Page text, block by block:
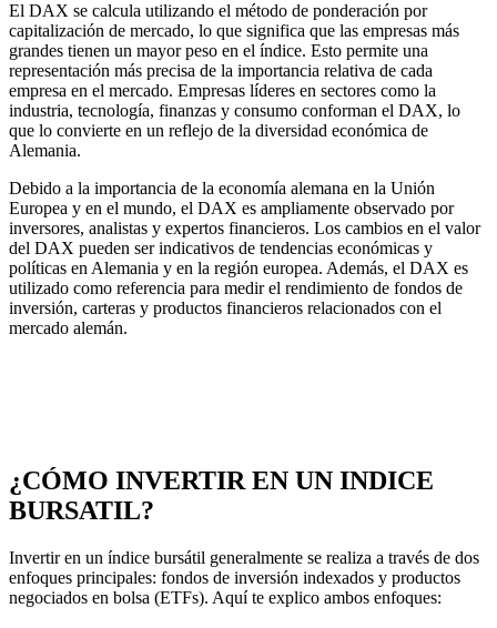
El DAX se calcula utilizando el método de ponderación por
capitalización de mercado, lo que significa que las empresas más
grandes tienen un mayor peso en el índice. Esto permite una
representación más precisa de la importancia relativa de cada
empresa en el mercado. Empresas líderes en sectores como la
industria, tecnología, finanzas y consumo conforman el DAX, lo
que lo convierte en un reflejo de la diversidad económica de
Alemania.
Debido a la importancia de la economía alemana en la Unión
Europea y en el mundo, el DAX es ampliamente observado por
inversores, analistas y expertos financieros. Los cambios en el valor
del DAX pueden ser indicativos de tendencias económicas y
políticas en Alemania y en la región europea. Además, el DAX es
utilizado como referencia para medir el rendimiento de fondos de
inversión, carteras y productos financieros relacionados con el
mercado alemán.
¿CÓMO INVERTIR EN UN INDICE
BURSATIL?
Invertir en un índice bursátil generalmente se realiza a través de dos
enfoques principales: fondos de inversión indexados y productos
negociados en bolsa (ETFs). Aquí te explico ambos enfoques: